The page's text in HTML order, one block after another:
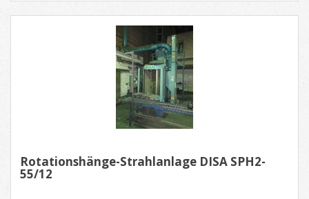
Rotationshänge-Strahlanlage DISA SPH2-
55/12